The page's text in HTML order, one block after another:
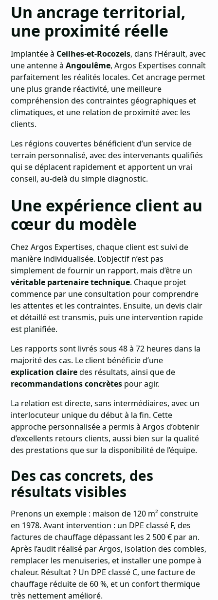
Un ancrage territorial,
une proximité réelle
Implantée à Ceilhes-et-Rocozels, dans l’Hérault, avec
une antenne àAngoulême, Argos Expertises connaît
parfaitement les réalités locales. Cet ancrage permet
une plus grande réactivité, une meilleure
compréhension des contraintes géographiques et
climatiques, et une relation de proximité avec les
clients.
Les régions couvertes bénéficient d’un service de
terrain personnalisé, avec des intervenants qualifiés
qui se déplacent rapidement et apportent un vrai
conseil, au-delà du simple diagnostic.
Une expérience client au
cœur du modèle
Chez Argos Expertises, chaque client est suivi de
manière individualisée. L’objectif n’est pas
simplement de fournir un rapport, mais d’être un
véritable partenaire technique. Chaque projet
commence par une consultation pour comprendre
les attentes et les contraintes. Ensuite, un devis clair
et détaillé est transmis, puis une intervention rapide
est planifiée.
Les rapports sont livrés sous 48 à 72 heures dans la
majorité des cas. Le client bénéficie d’une
explication clairedes résultats, ainsi que de
recommandations concrètes pour agir.
La relation est directe, sans intermédiaires, avec un
interlocuteur unique du début à la fin. Cette
approche personnalisée a permis à Argos d’obtenir
d’excellents retours clients, aussi bien sur la qualité
des prestations que sur la disponibilité de l’équipe.
Des cas concrets, des
résultats visibles
Prenons un exemple : maison de 120 m² construite
en 1978. Avant intervention : un DPE classé F, des
factures de chauffage dépassant les 2 500 € par an.
Après l’audit réalisé par Argos, isolation des combles,
remplacer les menuiseries, et installer une pompe à
chaleur. Résultat ? Un DPE classé C, une facture de
chauffage réduite de 60 %, et un confort thermique
très nettement amélioré.